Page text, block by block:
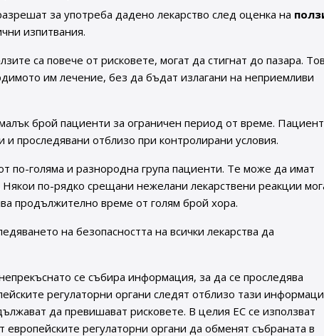
за употреба дадено лекарство след оценка на
изпитвания.
са повече от рисковете, могат да стигнат до пазара.
им лечение, без да бъдат излагани на неприемливи
брой пациенти за ограничен период от време.
проследявани отблизо при контролирани условия.
по-голяма и разнородна група пациенти. Те може да имат
по-рядко срещани нежелани лекарствени реакции
продължително време от голям брой хора.
на безопасността на всички лекарства да
се събира информация, за да се проследява
регулаторни органи следят отблизо тази
да превишават рисковете. В целия ЕС се използват
регулаторни органи да обменят събраната в